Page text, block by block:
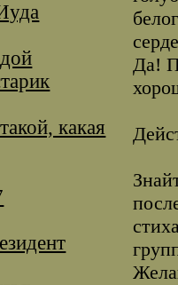
какая
Да!